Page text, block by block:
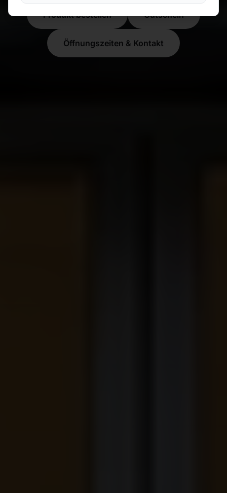
Produkt bestellen Gutschein
Öffnungszeiten & Kontakt